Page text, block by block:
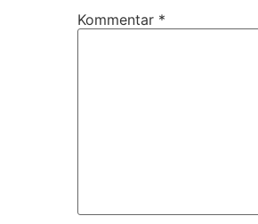
Kommentar *